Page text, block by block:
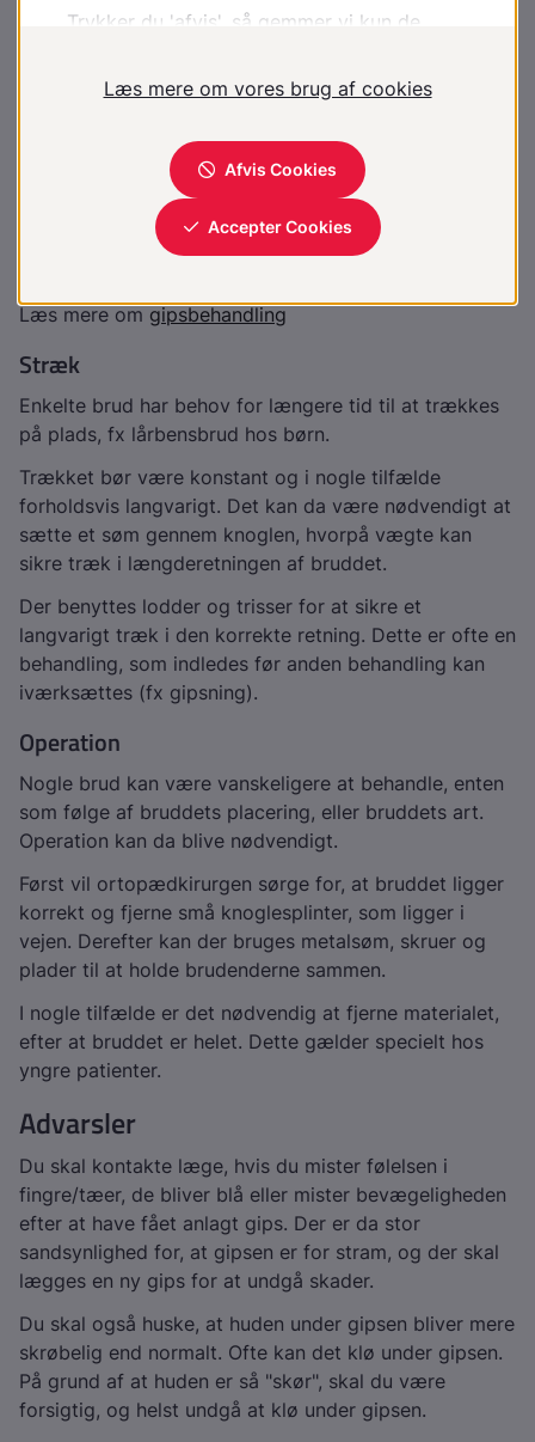
vil derfor medføre, at der bliver for trangt til nerver og
Efter 5-10 dage vil du som regel få skiftet gipsskinnen
brudstedet, og kan være af et lettere materiale (ofte
I enkelte tilfælde lægger lægen også "specialgips", så
du får en vis bevægelse i den gipsede kropsdel (kun
Læs mere om gipsbehandling
Stræk
Enkelte brud har behov for længere tid til at trækkes
på plads, fx lårbensbrud hos børn.
Trækket bør være konstant og i nogle tilfælde
forholdsvis langvarigt. Det kan da være nødvendigt at
sætte et søm gennem knoglen, hvorpå vægte kan
sikre træk i længderetningen af bruddet.
Der benyttes lodder og trisser for at sikre et
langvarigt træk i den korrekte retning. Dette er ofte en
behandling, som indledes før anden behandling kan
iværksættes (fx gipsning).
Operation
Nogle brud kan være vanskeligere at behandle, enten
som følge af bruddets placering, eller bruddets art.
Operation kan da blive nødvendigt.
Først vil ortopædkirurgen sørge for, at bruddet ligger
korrekt og fjerne små knoglesplinter, som ligger i
vejen. Derefter kan der bruges metalsøm, skruer og
plader til at holde brudenderne sammen.
I nogle tilfælde er det nødvendig at fjerne materialet,
efter at bruddet er helet. Dette gælder specielt hos
yngre patienter.
Advarsler
Du skal kontakte læge, hvis du mister følelsen i
fingre/tæer, de bliver blå eller mister bevægeligheden
efter at have fået anlagt gips. Der er da stor
sandsynlighed for, at gipsen er for stram, og der skal
lægges en ny gips for at undgå skader.
Du skal også huske, at huden under gipsen bliver mere
skrøbelig end normalt. Ofte kan det klø under gipsen.
På grund af at huden er så "skør", skal du være
forsigtig, og helst undgå at klø under gipsen.